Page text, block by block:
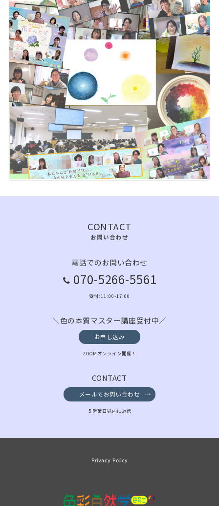
CONTACT
お問い合わせ
電話でのお問い合わせ
070-5266-5561
受付:11:00-17:00
＼色の本質マスター講座受付中／
お申し込み
ZOOMオンライン開催！
CONTACT
メールでお問い合わせ
５営業日以内に返信
Privacy Policy